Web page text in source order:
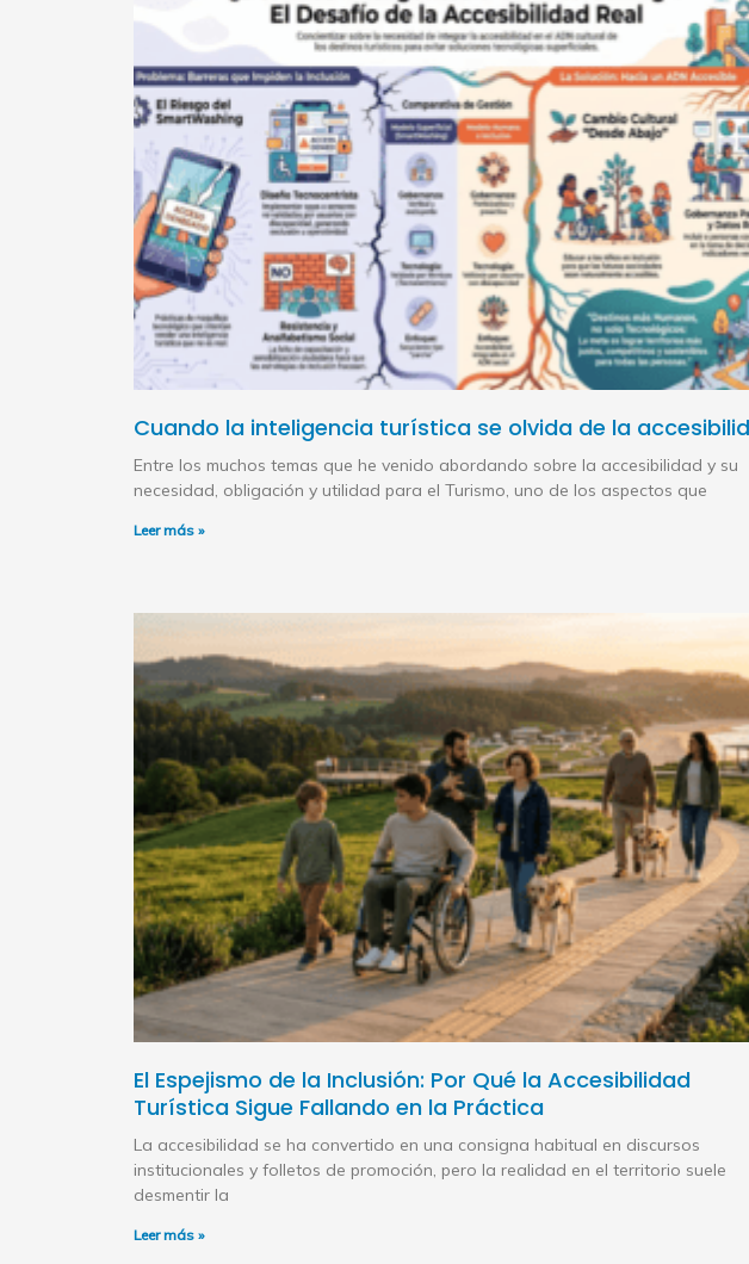
Cuando la inteligencia turística se olvida de la
Entre los muchos temas que he venido abordando sobre la accesibilidad y su
necesidad, obligación y utilidad para el Turismo, uno de los aspectos que
Leer más »
El Espejismo de la Inclusión: Por Qué la Accesibilidad
Turística Sigue Fallando en la Práctica
La accesibilidad se ha convertido en una consigna habitual en discursos
institucionales y folletos de promoción, pero la realidad en el territorio suele
desmentir la
Leer más »